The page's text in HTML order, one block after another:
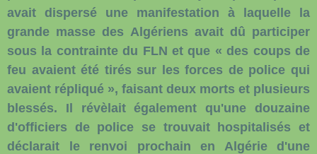
avait dispersé une manifestation à laquelle la
grande masse des Algériens avait dû participer
sous la contrainte du FLN et que « des coups de
feu avaient été tirés sur les forces de police qui
avaient répliqué », faisant deux morts et plusieurs
blessés. Il révèlait également qu'une douzaine
d'officiers de police se trouvait hospitalisés et
déclarait le renvoi prochain en Algérie d'une